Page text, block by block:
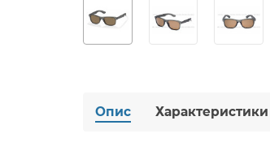
Опис Характеристики